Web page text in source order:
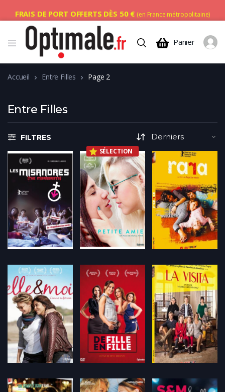
FRAIS DE PORT OFFERTS DÈS 50 € (en France métropolitaine)
Panier
Accueil Entre Filles Page 2
Entre Filles
FILTRES
SÉLECTION